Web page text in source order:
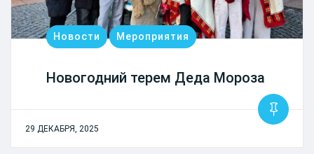
Новости Мероприятия
Новогодний терем Деда Мороза
29 ДЕКАБРЯ, 2025